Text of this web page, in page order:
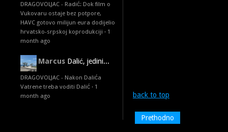
DRAGOVOLJAC - Radić: Dok film o
Vukovaru ostaje bez potpore,
HAVC gotovo milijun eura dodijelio
hrvatsko-srpskoj koprodukciji · 1
month ago
Marcus Dalić, jedini...
DRAGOVOLJAC - Nakon Dalića
Vatrene treba voditi Dalić · 1
month ago
back to top
Prethodno